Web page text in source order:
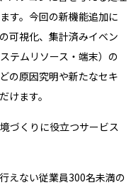
す。今回の新機能追加に
可視化、集計済みイベン
テムリソース・端末）の
の原因究明や新たなセキ
けます。
づくりに役立つサービス
えない従業員300名未満の